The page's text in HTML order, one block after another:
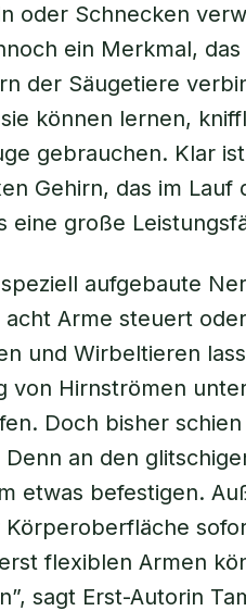
oder Schnecken
ein Merkmal,
der Säugetiere
können lernen,
gebrauchen. Klar
Gehirn, das im
eine große
aufgebaute
Arme steuert
und Wirbeltieren
von Hirnströmen
Doch bisher
Denn an den
etwas befestigen.
Körperoberfläche
flexiblen Armen
sagt Erst-Autorin